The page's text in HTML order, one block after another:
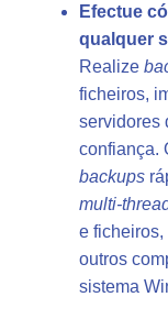
Efectue
qualquer
Realize
ficheiros,
servidores
confiança.
backups
multi-
e
outros
sistema